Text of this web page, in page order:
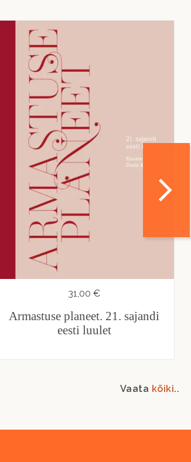
31,00 €
Armastuse planeet. 21. sajandi
eesti luulet
Vaata kõiki..